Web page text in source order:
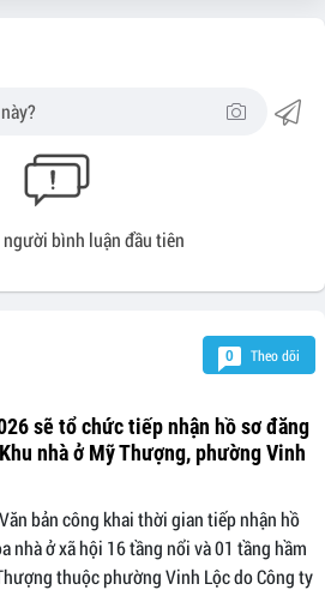
bình luận đầu tiên
0 Theo dõi
sẽ tổ chức tiếp nhận hồ sơ đăng
nhà ở Mỹ Thượng, phường Vinh
bản công khai thời gian tiếp nhận hồ
nhà ở xã hội 16 tầng nổi và 01 tầng hầm
thuộc phường Vinh Lộc do Công ty